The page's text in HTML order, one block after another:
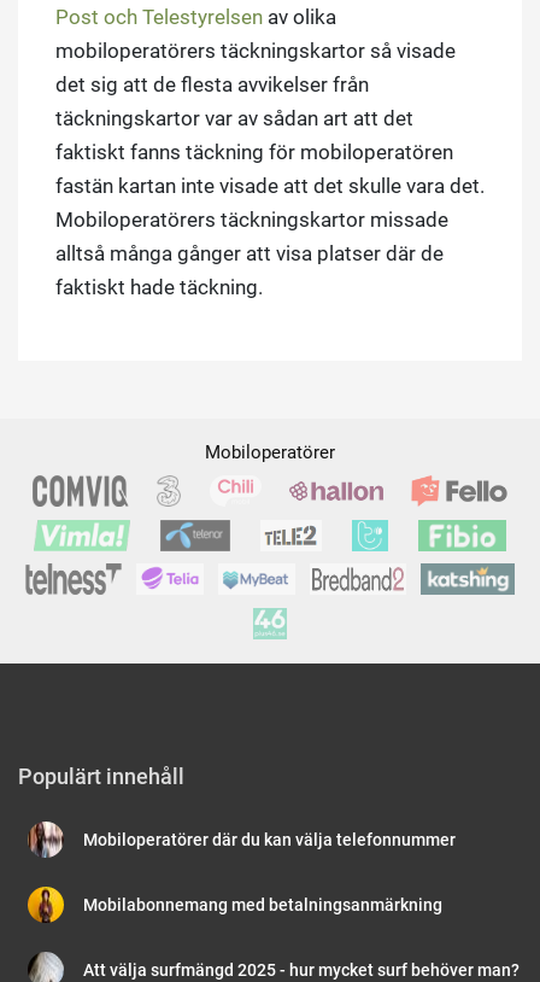
Post och Telestyrelsen av olika
mobiloperatörers täckningskartor så visade
det sig att de flesta avvikelser från
täckningskartor var av sådan art att det
faktiskt fanns täckning för mobiloperatören
fastän kartan inte visade att det skulle vara det.
Mobiloperatörers täckningskartor missade
alltså många gånger att visa platser där de
faktiskt hade täckning.
Mobiloperatörer
Populärt innehåll
Mobiloperatörer där du kan välja telefonnummer
Mobilabonnemang med betalningsanmärkning
Att välja surfmängd 2025 - hur mycket surf behöver man?